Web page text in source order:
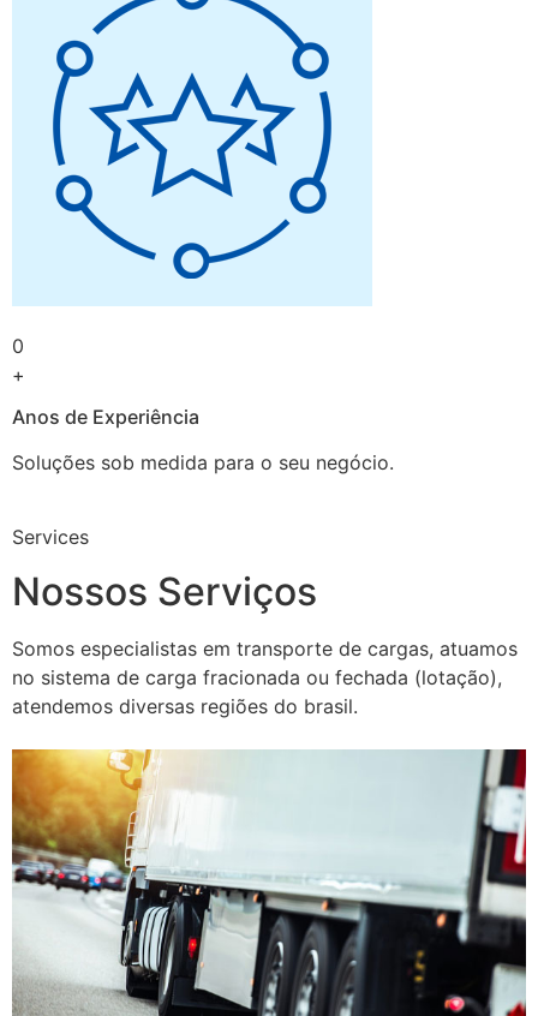
0
+
Anos de Experiência
Soluções sob medida para o seu negócio.
Services
Nossos Serviços
Somos especialistas em transporte de cargas, atuamos
no sistema de carga fracionada ou fechada (lotação),
atendemos diversas regiões do brasil.